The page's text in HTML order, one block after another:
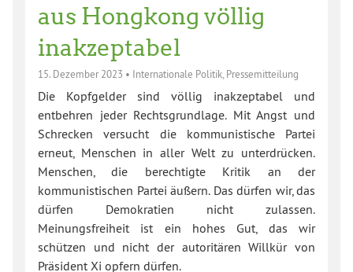
aus Hongkong völlig
inakzeptabel
15. Dezember 2023 • Internationale Politik Pressemitteilung
Die Kopfgelder sind völlig inakzeptabel und
entbehren jeder Rechtsgrundlage. Mit Angst und
Schrecken versucht die kommunistische Partei
erneut, Menschen in aller Welt zu unterdrücken.
Menschen, die berechtigte Kritik an der
kommunistischen Partei äußern. Das dürfen wir, das
dürfen Demokratien nicht zulassen.
Meinungsfreiheit ist ein hohes Gut, das wir
schützen und nicht der autoritären Willkür von
Präsident Xi opfern dürfen.